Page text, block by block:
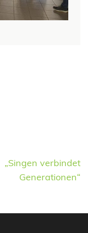
„Singen verbindet
Generationen“